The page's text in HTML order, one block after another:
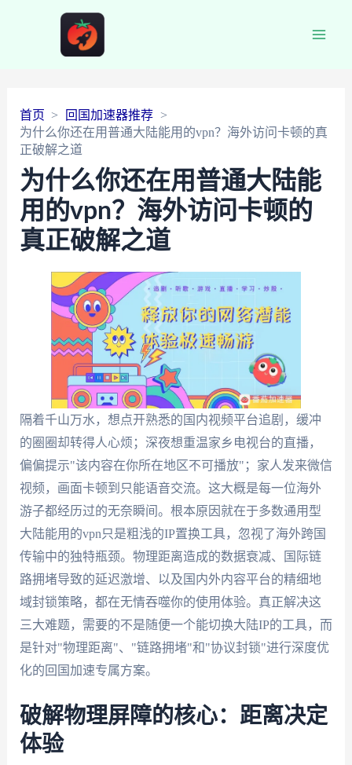
首页
回国加速器推荐
为什么你还在用普通大陆能用的vpn？海外访问卡顿的真
正破解之道
为什么你还在用普通大陆能
用的vpn？海外访问卡顿的
真正破解之道
隔着千山万水，想点开熟悉的国内视频平台追剧，缓冲
的圈圈却转得人心烦；深夜想重温家乡电视台的直播，
偏偏提示"该内容在你所在地区不可播放"；家人发来微信
视频，画面卡顿到只能语音交流。这大概是每一位海外
游子都经历过的无奈瞬间。根本原因就在于多数通用型
大陆能用的vpn只是粗浅的IP置换工具，忽视了海外跨国
传输中的独特瓶颈。物理距离造成的数据衰减、国际链
路拥堵导致的延迟激增、以及国内外内容平台的精细地
域封锁策略，都在无情吞噬你的使用体验。真正解决这
三大难题，需要的不是随便一个能切换大陆IP的工具，而
是针对"物理距离"、"链路拥堵"和"协议封锁"进行深度优
化的回国加速专属方案。
破解物理屏障的核心：距离决定
体验